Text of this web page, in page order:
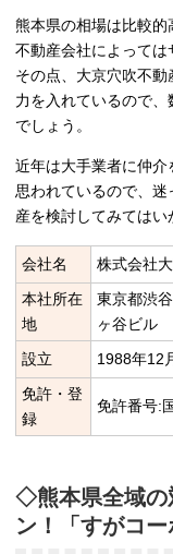
熊本県の相場は比較
不動産会社によっては
その点、大京穴吹不
力を入れているので
でしょう。
近年は大手業者に仲介
思われているので、
産を検討してみてはい
会社名
株式会社
本社所在
地
東京都渋
ヶ谷ビル
設立
1988年12
免許・登
録
免許番号:
◇熊本県全域の
ン！「すがコー